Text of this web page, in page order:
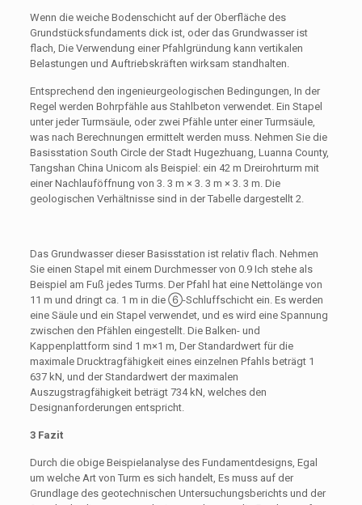
Wenn die weiche Bodenschicht auf der Oberfläche des
Grundstücksfundaments dick ist, oder das Grundwasser ist
flach, Die Verwendung einer Pfahlgründung kann vertikalen
Belastungen und Auftriebskräften wirksam standhalten.
Entsprechend den ingenieurgeologischen Bedingungen, In der
Regel werden Bohrpfähle aus Stahlbeton verwendet. Ein Stapel
unter jeder Turmsäule, oder zwei Pfähle unter einer Turmsäule,
was nach Berechnungen ermittelt werden muss. Nehmen Sie die
Basisstation South Circle der Stadt Hugezhuang, Luanna County,
Tangshan China Unicom als Beispiel: ein 42 m Dreirohrturm mit
einer Nachlauföffnung von 3. 3 m × 3. 3 m × 3. 3 m. Die
geologischen Verhältnisse sind in der Tabelle dargestellt 2.
Das Grundwasser dieser Basisstation ist relativ flach. Nehmen
Sie einen Stapel mit einem Durchmesser von 0.9 Ich stehe als
Beispiel am Fuß jedes Turms. Der Pfahl hat eine Nettolänge von
11 m und dringt ca. 1 m in die ⑥-Schluffschicht ein. Es werden
eine Säule und ein Stapel verwendet, und es wird eine Spannung
zwischen den Pfählen eingestellt. Die Balken- und
Kappenplattform sind 1 m×1 m, Der Standardwert für die
maximale Drucktragfähigkeit eines einzelnen Pfahls beträgt 1
637 kN, und der Standardwert der maximalen
Auszugstragfähigkeit beträgt 734 kN, welches den
Designanforderungen entspricht.
3 Fazit
Durch die obige Beispielanalyse des Fundamentdesigns, Egal
um welche Art von Turm es sich handelt, Es muss auf der
Grundlage des geotechnischen Untersuchungsberichts und der